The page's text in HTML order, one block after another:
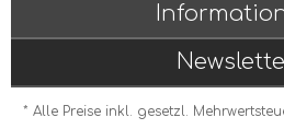
* Alle Preise inkl. gesetzl.